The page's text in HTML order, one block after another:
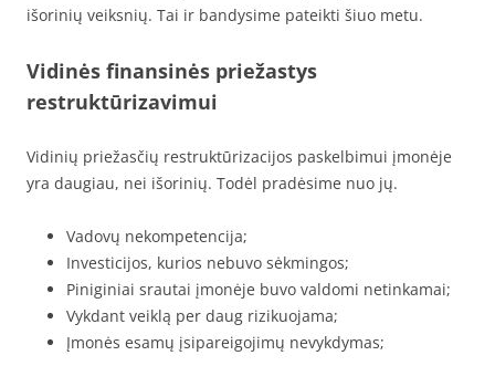
išorinių veiksnių. Tai ir bandysime pateikti šiuo metu.
Vidinės finansinės priežastys
restruktūrizavimui
Vidinių priežasčių restruktūrizacijos paskelbimui įmonėje
yra daugiau, nei išorinių. Todėl pradėsime nuo jų.
Vadovų nekompetencija;
Investicijos, kurios nebuvo sėkmingos;
Piniginiai srautai įmonėje buvo valdomi netinkamai;
Vykdant veiklą per daug rizikuojama;
Įmonės esamų įsipareigojimų nevykdymas;